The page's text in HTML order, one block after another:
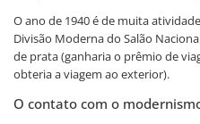
O ano de 1940 é de muita
Divisão Moderna do Salão
de prata (ganharia o prêmio de
obteria a viagem ao exterior).
O contato com o